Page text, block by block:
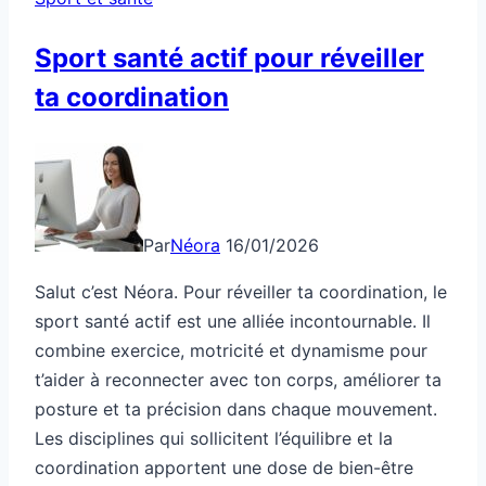
Sport santé actif pour réveiller
ta coordination
ParNéora 16/01/2026
Salut c’est Néora. Pour réveiller ta coordination, le
sport santé actif est une alliée incontournable. Il
combine exercice, motricité et dynamisme pour
t’aider à reconnecter avec ton corps, améliorer ta
posture et ta précision dans chaque mouvement.
Les disciplines qui sollicitent l’équilibre et la
coordination apportent une dose de bien-être